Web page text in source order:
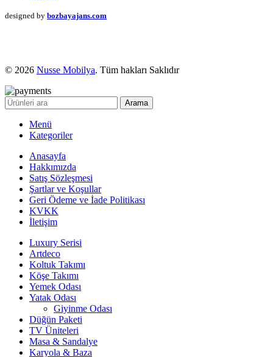
designed by bozbayajans.com
© 2026 Nusse Mobilya. Tüm hakları Saklıdır
Arama
Menü
Kategoriler
Anasayfa
Hakkımızda
Satış Sözleşmesi
Şartlar ve Koşullar
Geri Ödeme ve İade Politikası
KVKK
İletişim
Luxury Serisi
Artdeco
Koltuk Takımı
Köşe Takımı
Yemek Odası
Yatak Odası
Giyinme Odası
Düğün Paketi
TV Üniteleri
Masa & Sandalye
Karyola & Baza